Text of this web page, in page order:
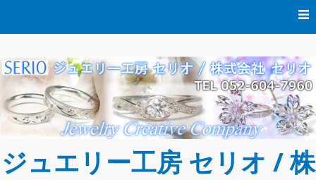
ン
ツ
へ
ス
キ
ジュエリー工房 セリオ / 株